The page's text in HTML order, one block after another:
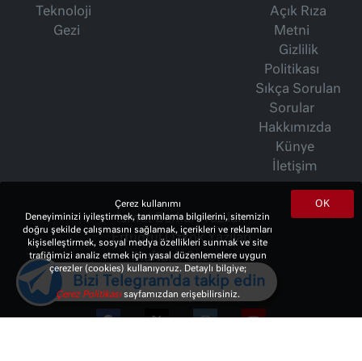
Teknoloji
Gezi
Açık Rıza
Metni
Gizlilik
Politikası
Sıkça Sorulan
Sorular
Hakkımızda
Künye
İletişim
İsmet Berkan Yazıları
Ertuğrul Özkök Yazıları
Haftalık Gazete
OK
Çerez kullanımı
Deneyiminizi iyileştirmek, tanımlama bilgilerini, sitemizin
doğru şekilde çalışmasını sağlamak, içerikleri ve reklamları
kişiselleştirmek, sosyal medya özellikleri sunmak ve site
trafiğimizi analiz etmek için yasal düzenlemelere uygun
çerezler (cookies) kullanıyoruz. Detaylı bilgiye;
Çerez Politikasısayfamızdan erişebilirsiniz.
Bizi Telegram'da takip edin